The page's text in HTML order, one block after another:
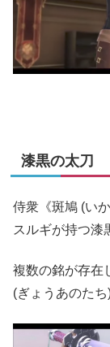
漆黒の太刀
侍衆《斑鳩 (い
スルギが持つ漆
複数の銘が存在
(ぎょうあのたち